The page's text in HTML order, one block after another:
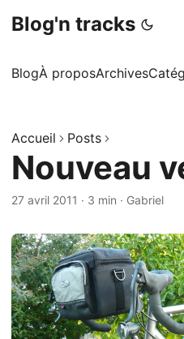
Blog'n tracks
BlogÀ proposArchives
Accueil Posts
Nouveau
27 avril 2011 · 3 min · Gabriel